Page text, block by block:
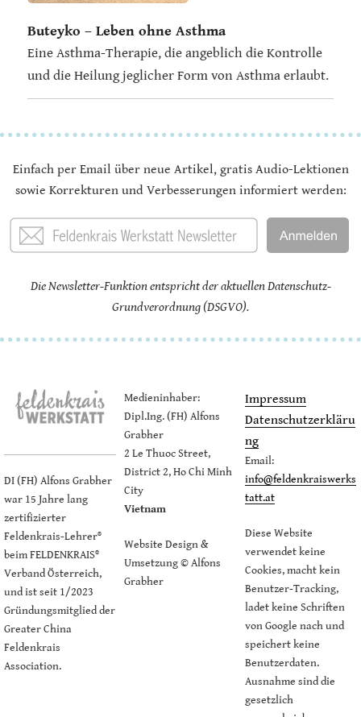
Buteyko – Leben ohne Asthma
Eine Asthma-Therapie, die angeblich die Kontrolle
und die Heilung jeglicher Form von Asthma erlaubt.
Einfach per Email über neue Artikel, gratis Audio-Lektionen
sowie Korrekturen und Verbesserungen informiert werden:
Die Newsletter-Funktion entspricht der aktuellen Datenschutz-
Grundverordnung (DSGVO).
DI (FH) Alfons Grabher
war 15 Jahre lang
zertifizierter
Feldenkrais-Lehrer®
beim FELDENKRAIS®
Verband Österreich,
und ist seit 1/2023
Gründungsmitglied der
Greater China
Feldenkrais
Association.
Medieninhaber:
Dipl.Ing. (FH) Alfons
Grabher
2 Le Thuoc Street,
District 2, Ho Chi Minh
City
Vietnam
Website Design &
Umsetzung © Alfons
Grabher
Impressum
Datenschutzerkläru
ng
Email:
info@feldenkraiswerks
tatt.at
Diese Website
verwendet keine
Cookies, macht kein
Benutzer-Tracking,
ladet keine Schriften
von Google nach und
speichert keine
Benutzerdaten.
Ausnahme sind die
gesetzlich